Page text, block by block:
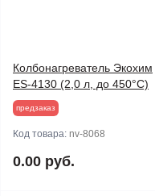
Колбонагреватель Экохим
ES-4130 (2,0 л, до 450°С)
предзаказ
Код товара: nv-8068
0.00 руб.